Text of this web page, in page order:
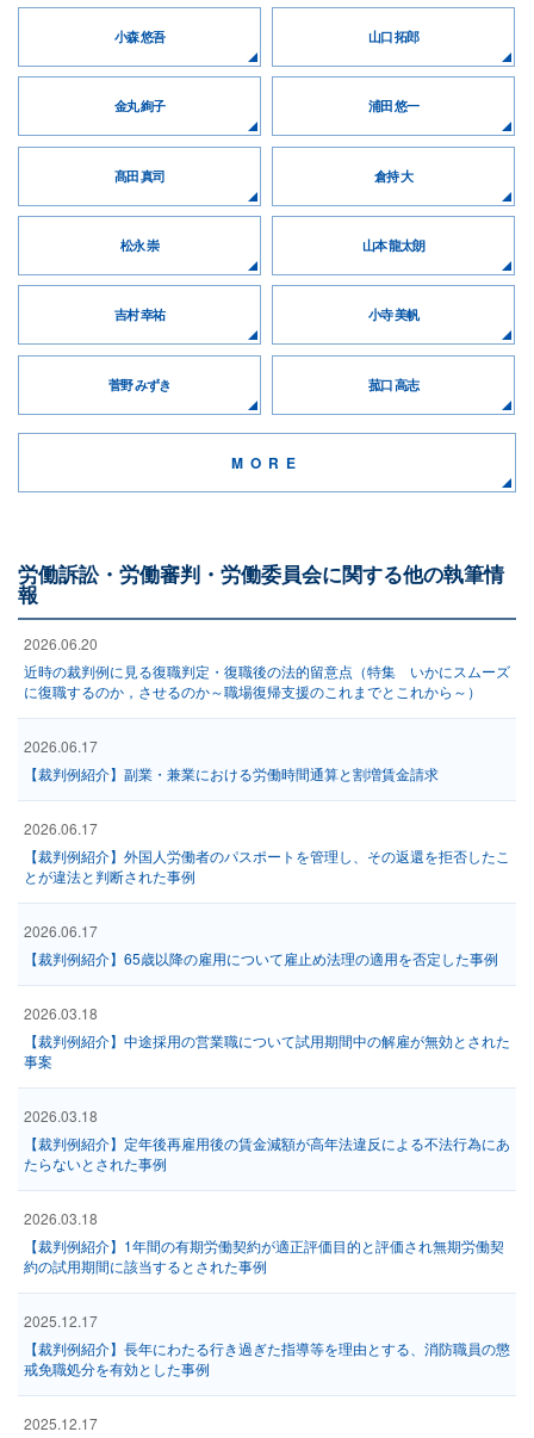
小森 悠吾 山口 拓郎
金丸 絢子 浦田 悠一
髙田 真司 倉持 大
松永 崇 山本 龍太朗
吉村 幸祐 小寺 美帆
菅野 みずき 菰口 高志
MORE
労働訴訟・労働審判・労働委員会に関する他の執筆情
報
2026.06.20
近時の裁判例に見る復職判定・復職後の法的留意点（特集 いかにスムーズ
に復職するのか，させるのか～職場復帰支援のこれまでとこれから～）
2026.06.17
【裁判例紹介】副業・兼業における労働時間通算と割増賃金請求
2026.06.17
【裁判例紹介】外国人労働者のパスポートを管理し、その返還を拒否したこ
とが違法と判断された事例
2026.06.17
【裁判例紹介】65歳以降の雇用について雇止め法理の適用を否定した事例
2026.03.18
【裁判例紹介】中途採用の営業職について試用期間中の解雇が無効とされた
事案
2026.03.18
【裁判例紹介】定年後再雇用後の賃金減額が高年法違反による不法行為にあ
たらないとされた事例
2026.03.18
【裁判例紹介】1年間の有期労働契約が適正評価目的と評価され無期労働契
約の試用期間に該当するとされた事例
2025.12.17
【裁判例紹介】長年にわたる行き過ぎた指導等を理由とする、消防職員の懲
戒免職処分を有効とした事例
2025.12.17